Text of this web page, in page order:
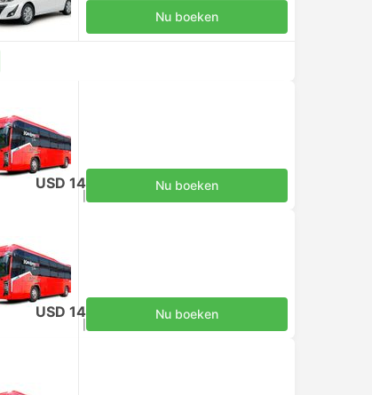
Nu boeken
USD 14 Nu boeken
USD 14 Nu boeken